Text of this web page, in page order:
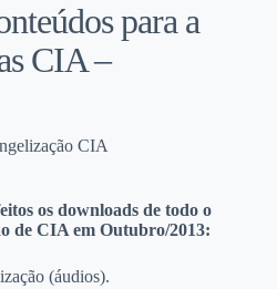
para a
CIA –
CIA
os downloads de todo o
de CIA em Outubro/2013:
(áudios).